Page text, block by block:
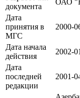
документа
Дата
принятия в
МГС
2000-
Дата начала
действия
2002-
Дата
последней
редакции
2001-